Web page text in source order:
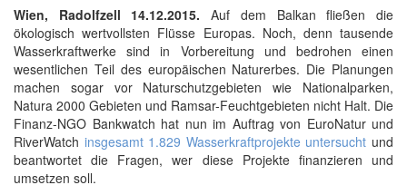
Wien, Radolfzell 14.12.2015.Auf dem Balkan fließen die
ökologisch wertvollsten Flüsse Europas. Noch, denn tausende
Wasserkraftwerke sind in Vorbereitung und bedrohen einen
wesentlichen Teil des europäischen Naturerbes. Die Planungen
machen sogar vor Naturschutzgebieten wie Nationalparken,
Natura 2000 Gebieten und Ramsar-Feuchtgebieten nicht Halt. Die
Finanz-NGO Bankwatch hat nun im Auftrag von EuroNatur und
RiverWatch insgesamt 1.829 Wasserkraftprojekte untersucht und
beantwortet die Fragen, wer diese Projekte finanzieren und
umsetzen soll.